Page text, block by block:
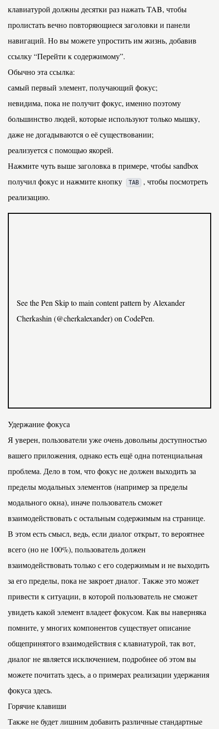
клавиатурой должны десятки раз нажать TAB, чтобы
пролистать вечно повторяющиеся заголовки и панели
навигаций. Но вы можете упростить им жизнь, добавив
ссылку “Перейти к содержимому”.
Обычно эта ссылка:
самый первый элемент, получающий фокус;
невидима, пока не получит фокус, именно поэтому
большинство людей, которые используют только мышку,
даже не догадываются о её существовании;
реализуется с помощьюякорей.
Нажмите чуть выше заголовка в примере, чтобы sandbox
получил фокус и нажмите кнопку
TAB
, чтобы посмотреть
реализацию.
See the Pen Skip to main content pattern by Alexander
Cherkashin (@cherkalexander) on CodePen.
Удержание фокуса
Я уверен, пользователи уже очень довольны доступностью
вашего приложения, однако есть ещё одна потенциальная
проблема. Дело в том, что фокус не должен выходить за
пределы модальных элементов (например за пределы
модального окна), иначе пользователь сможет
взаимодействовать с остальным содержимым на странице.
В этом есть смысл, ведь, если диалог открыт, то вероятнее
всего (но не 100%), пользователь должен
взаимодействовать только с его содержимым и не выходить
за его пределы, пока не закроет диалог. Также это может
привести к ситуации, в которой пользователь не сможет
увидеть какой элемент владеет фокусом. Как вы наверняка
помните, у многих компонентов существует описание
общепринятого взаимодействия с клавиатурой, так вот,
диалог не является исключением, подробнее об этом вы
можете почитатьздесь, а о примерах реализации удержания
фокуса здесь.
Горячие клавиши
Также не будет лишним добавить различные стандартные